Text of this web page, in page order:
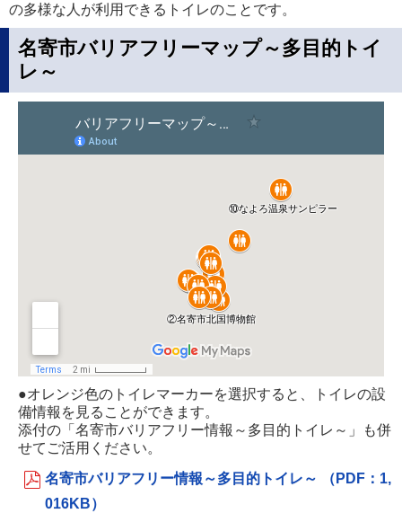
の多様な人が利用できるトイレのことです。
名寄市バリアフリーマップ～多目的トイ
レ～
●オレンジ色のトイレマーカーを選択すると、トイレの設
備情報を見ることができます。
添付の「名寄市バリアフリー情報～多目的トイレ～」も併
せてご活用ください。
名寄市バリアフリー情報～多目的トイレ～ （PDF：1,
016KB）